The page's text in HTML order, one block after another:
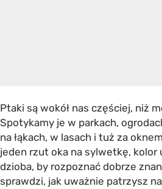
Ptaki są wokół nas częściej, niż
Spotykamy je w parkach,
na łąkach, w lasach i tuż za
jeden rzut oka na sylwetkę, kolor
dzioba, by rozpoznać dobrze
sprawdzi, jak uważnie patrzysz